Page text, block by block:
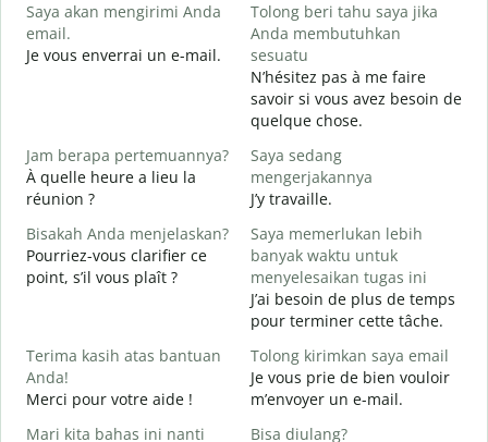
Saya akan mengirimi Anda
email.
Je vous enverrai un e-mail.
Tolong beri tahu saya jika
Anda membutuhkan
sesuatu
N’hésitez pas à me faire
savoir si vous avez besoin de
quelque chose.
Jam berapa pertemuannya?
À quelle heure a lieu la
réunion ?
Saya sedang
mengerjakannya
J’y travaille.
Bisakah Anda menjelaskan?
Pourriez-vous clarifier ce
point, s’il vous plaît ?
Saya memerlukan lebih
banyak waktu untuk
menyelesaikan tugas ini
J’ai besoin de plus de temps
pour terminer cette tâche.
Terima kasih atas bantuan
Anda!
Merci pour votre aide !
Tolong kirimkan saya email
Je vous prie de bien vouloir
m’envoyer un e-mail.
Mari kita bahas ini nanti
Bisa diulang?